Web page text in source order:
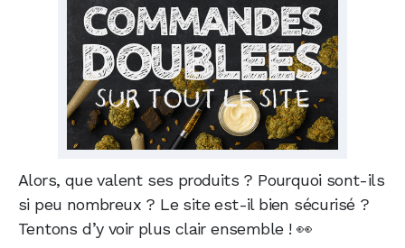
Alors, que valent ses produits ? Pourquoi sont-ils
si peu nombreux ? Le site est-il bien sécurisé ?
Tentons d’y voir plus clair ensemble ! 👀